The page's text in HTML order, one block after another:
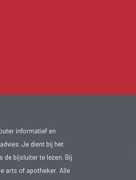
informatief en
Je dient bij het
de bijsluiter te lezen. Bij
arts of apotheker. Alle